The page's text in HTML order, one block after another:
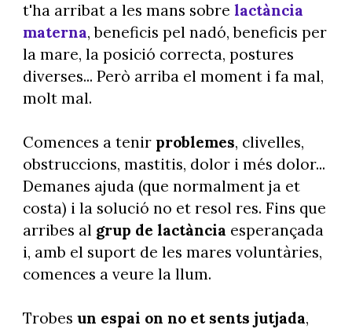
t'ha arribat a les mans sobre lactància
materna, beneficis pel nadó, beneficis per
la mare, la posició correcta, postures
diverses... Però arriba el moment i fa mal,
molt mal.
Comences a tenir problemes, clivelles,
obstruccions, mastitis, dolor i més dolor...
Demanes ajuda (que normalment ja et
costa) i la solució no et resol res. Fins que
arribes al grup de lactància esperançada
i, amb el suport de les mares voluntàries,
comences a veure la llum.
Trobes un espai on no et sents jutjada,